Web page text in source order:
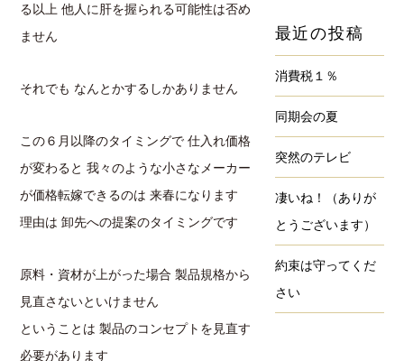
る以上 他人に肝を握られる可能性は否め
ません
それでも なんとかするしかありません
この６月以降のタイミングで 仕入れ価格
が変わると 我々のような小さなメーカー
が価格転嫁できるのは 来春になります
理由は 卸先への提案のタイミングです
原料・資材が上がった場合 製品規格から
見直さないといけません
ということは 製品のコンセプトを見直す
必要があります
最近の投稿
消費税１％
同期会の夏
突然のテレビ
凄いね！（ありが
とうございます）
約束は守ってくだ
さい